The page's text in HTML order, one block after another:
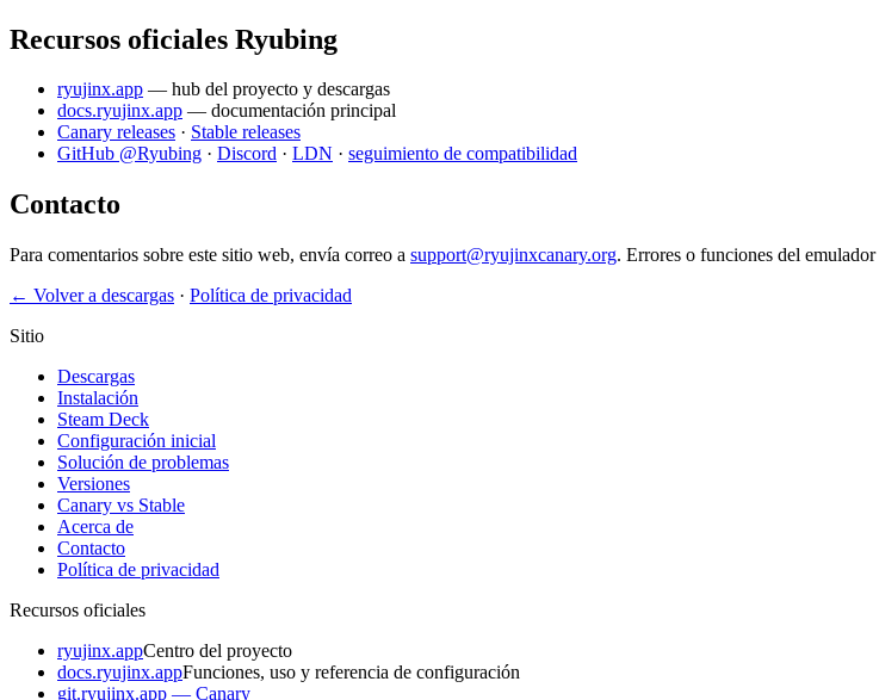
Recursos oficiales Ryubing
ryujinx.app — hub del proyecto y descargas
docs.ryujinx.app — documentación principal
Canary releases · Stable releases
GitHub @Ryubing · Discord · LDN · seguimiento de compatibilidad
Contacto
Para comentarios sobre este sitio web, envía correo a support@ryujinxcanary.org. Errores o funciones del
← Volver a descargas · Política de privacidad
Sitio
Descargas
Instalación
Steam Deck
Configuración inicial
Solución de problemas
Versiones
Canary vs Stable
Acerca de
Contacto
Política de privacidad
Recursos oficiales
ryujinx.appCentro del proyecto
docs.ryujinx.appFunciones, uso y referencia de configuración
git.ryujinx.app — Canary